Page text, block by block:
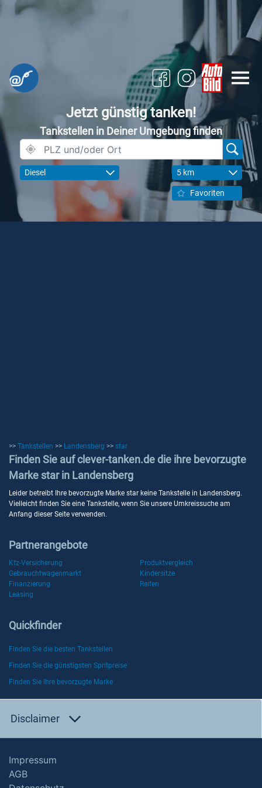
Jetzt günstig tanken!
Tankstellen in Deiner Umgebung finden
Diesel 5 km
Favoriten
>> Tankstellen >> Landensberg >> star
Finden Sie auf clever-tanken.de die ihre bevorzugte
Marke star in Landensberg
Leider betreibt Ihre bevorzugte Marke star keine Tankstelle in Landensberg.
Vielleicht finden Sie eine Tankstelle, wenn Sie unsere Umkreissuche am
Anfang dieser Seite verwenden.
Partnerangebote
Kfz-Versicherung
Produktvergleich
Gebrauchtwagenmarkt
Kindersitze
Finanzierung
Reifen
Leasing
Quickfinder
Finden Sie die besten Tankstellen
Finden Sie die günstigsten Spritpreise
Finden Sie Ihre bevorzugte Marke
Disclaimer
Impressum
AGB